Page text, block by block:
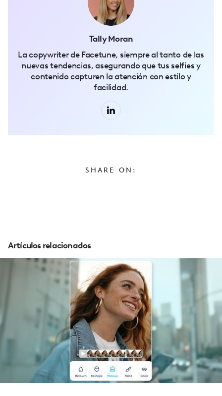
SHARE ON:
Tally Moran
La copywriter de Facetune, siempre al tanto de las
nuevas tendencias, asegurando que tus selfies y
contenido capturen la atención con estilo y
facilidad.
Artículos relacionados